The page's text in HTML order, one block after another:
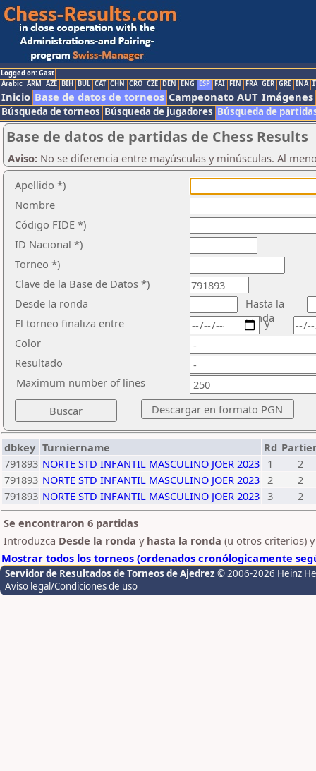
Logged on: Gast
Arabic ARM AZE BIH BUL CAT CHN CRO CZE DEN ENG ESP FAI FIN FRA GER GRE INA
Inicio Base de datos de torneos Campeonato AUT Imágenes
Búsqueda de torneos Búsqueda de jugadores Búsqueda de
Base de datos de partidas de Chess Results
Aviso: No se diferencia entre mayúsculas y minúsculas. Al
Apellido *)
Nombre
Código FIDE *)
ID Nacional *)
Torneo *)
Clave de la Base de Datos *)
Desde la ronda
Hasta la
ronda
El torneo finaliza entre
Color
Resultado
y
Maximum number of lines
dbkey Turniername Rd
791893 NORTE STD INFANTIL MASCULINO JOER 2023 1
2
791893 NORTE STD INFANTIL MASCULINO JOER 2023 2
2
791893 NORTE STD INFANTIL MASCULINO JOER 2023 3
2
Se encontraron 6 partidas
Introduzca Desde la ronda y hasta la ronda (u otros criterios)
Mostrar todos los torneos (ordenados cronólogicamente
Servidor de Resultados de Torneos de Ajedrez © 2006-2026 Heinz
Aviso legal/Condiciones de uso